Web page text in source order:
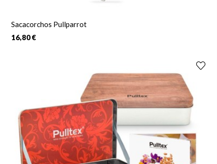
Sacacorchos Pullparrot
16,80 €